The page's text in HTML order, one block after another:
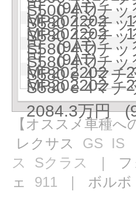
円 (9AT)
MP202202
S500 4マチ
MP202202
S580 4マチ
円 (9AT)
S580 4マチ
円 (9AT)
S580 4マチ
MP202202
S580 4マチ
MP202202
S580 e 4マ
S580 e 4マチ
2084.3万円
【オススメ車種へ
レクサス GS IS
ス
Sクラス ｜ フ
ェ 911 ｜ ボルボ